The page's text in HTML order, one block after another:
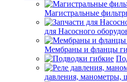
Магистральные
для Насосного
Мембраны и фланцы
давления, манометры,